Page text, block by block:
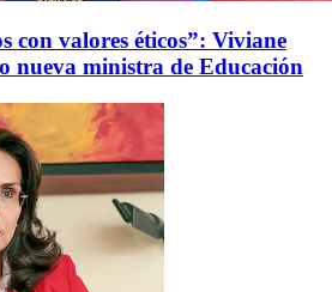
con valores éticos”: Viviane
nueva ministra de Educación